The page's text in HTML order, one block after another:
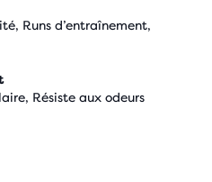
Runs d’entraînement,
Résiste aux odeurs